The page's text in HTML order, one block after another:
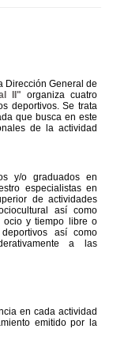
Dirección General de
II" organiza cuatro
deportivos. Se trata
que busca en este
de la actividad
y/o graduados en
especialistas en
de actividades
así como
ocio y tiempo libre o
así como
a las
en cada actividad
emitido por la